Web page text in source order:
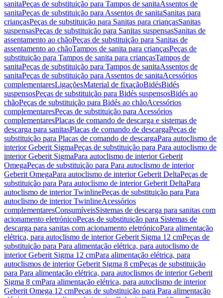
sanitaPeças de substituição para Tampos de sanitaAssentos de
sanitaPeças de substituição para Assentos de sanitaSanitas para
criançasPeças de substituição para Sanitas para criançasSanitas
suspensasPeças de substituição para Sanitas suspensasSanitas de
assentamento ao chãoPeças de substituição para Sanitas de
assentamento ao chãoTampos de sanita para criançasPeças de
substituição para Tampos de sanita para criançasTampos de
sanitaPeças de substituição para Tampos de sanitaAssentos de
sanitaPeças de substituição para Assentos de sanitaAcessórios
complementaresLigaçõesMaterial de fixaçãoBidésBidés
suspensosPeças de substituição para Bidés suspensosBidés ao
chãoPeças de substituição para Bidés ao chãoAcessórios
complementaresPeças de substituição para Acessórios
complementaresPlacas de comando de descarga e sistemas de
descarga para sanitasPlacas de comando de descargaPeças de
substituição para Placas de comando de descargaPara autoclismo de
interior Geberit SigmaPeças de substituição para Para autoclismo de
interior Geberit SigmaPara autoclismo de interior Geberit
OmegaPeças de substituição para Para autoclismo de interior
Geberit OmegaPara autoclismo de interior Geberit DeltaPeças de
substituição para Para autoclismo de interior Geberit DeltaPara
autoclismo de interior TwinlinePeças de substituição para Para
autoclismo de interior TwinlineAcessórios
complementaresConsumíveisSistemas de descarga para sanitas com
acionamento eletrónicoPeças de substituição para Sistemas de
descarga para sanitas com acionamento eletrónicoPara alimentação
elétrica, para autoclismo de interior Geberit Sigma 12 cmPeças de
substituição para Para alimentação elétrica, para autoclismo de
interior Geberit Sigma 12 cmPara alimentação elétrica, para
autoclismos de interior Geberit Sigma 8 cmPeças de substituição
para Para alimentação elétrica, para autoclismos de interior Geberit
Sigma 8 cmPara alimentação elétrica, para autoclismo de interior
Geberit Omega 12 cmPeças de substituição para Para alimentação